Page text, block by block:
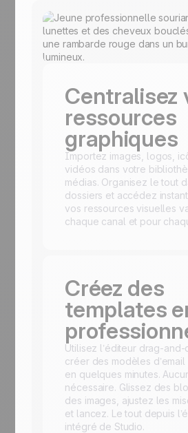
Centralisez
ressources
graphiques
Importez images, logos,
vidéos dans votre
médias. Organisez le tout
dossiers et accédez
vos ressources visuelles
chaque canal et pour
Créez des
templates
Utilisez l’éditeur drag-
créer des modèles
en quelques minutes.
nécessaire. Glissez des
des images, ajustez les
et lancez. Le tout depuis
intégré de Studio.